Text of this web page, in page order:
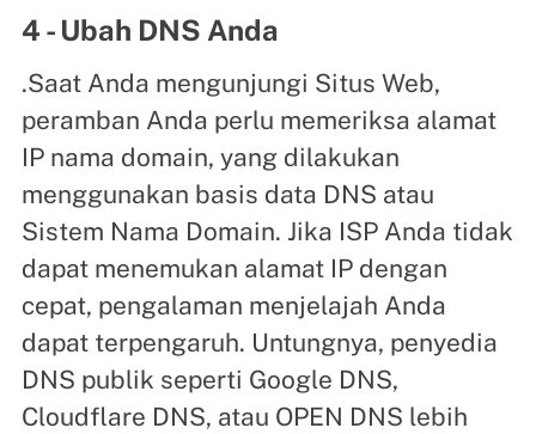
4 - Ubah DNS Anda
.Saat Anda mengunjungi Situs Web,
peramban Anda perlu memeriksa alamat
IP nama domain, yang dilakukan
menggunakan basis data DNS atau
Sistem Nama Domain. Jika ISP Anda tidak
dapat menemukan alamat IP dengan
cepat, pengalaman menjelajah Anda
dapat terpengaruh. Untungnya, penyedia
DNS publik seperti Google DNS,
Cloudflare DNS, atau OPEN DNS lebih